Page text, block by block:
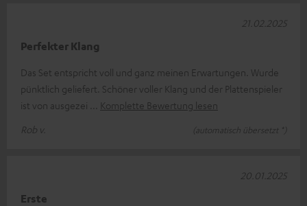
Perfekter Klang
Das Set entspricht voll und ganz meinen Erwartungen. Wurde
pünktlich geliefert. Schöner voller Klang und der Plattenspieler
ist von ausgezei
Komplette Bewertung lesen
Rob v.
(automatisch übersetzt *)
21.02.2025
Erste
20.01.2025